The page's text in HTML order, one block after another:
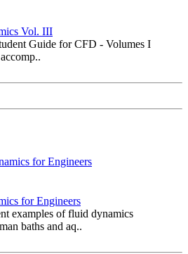
Vol. III
Guide for CFD - Volumes I
for Engineers
examples of fluid dynamics
baths and aq..